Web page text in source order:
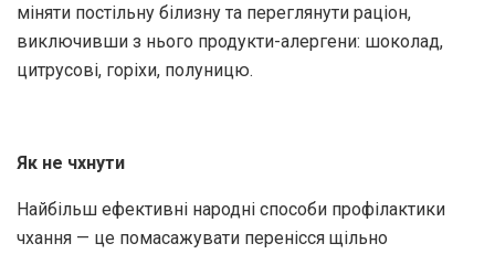
міняти постільну білизну та переглянути раціон,
виключивши з нього продукти-алергени: шоколад,
цитрусові, горіхи, полуницю.
Як не чхнути
Найбільш ефективні народні способи профілактики
чхання — це помасажувати перенісся щільно